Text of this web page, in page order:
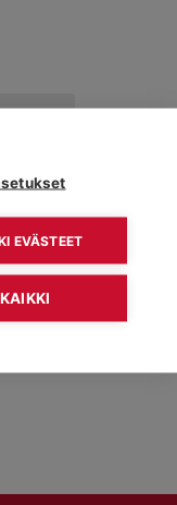
päivä
EVÄSTEET